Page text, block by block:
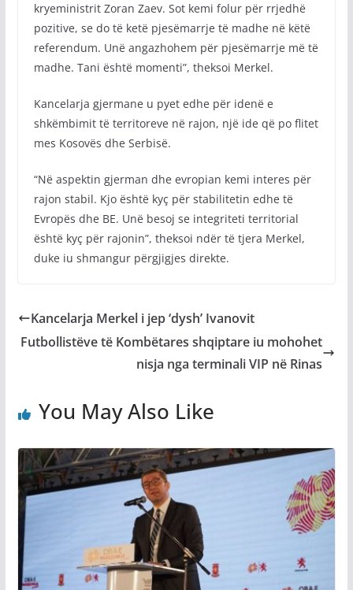
kryeministrit Zoran Zaev. Sot kemi folur për rrjedhë
pozitive, se do të ketë pjesëmarrje të madhe në këtë
referendum. Unë angazhohem për pjesëmarrje më të
madhe. Tani është momenti”, theksoi Merkel.
Kancelarja gjermane u pyet edhe për idenë e
shkëmbimit të territoreve në rajon, një ide që po flitet
mes Kosovës dhe Serbisë.
“Në aspektin gjerman dhe evropian kemi interes për
rajon stabil. Kjo është kyç për stabilitetin edhe të
Evropës dhe BE. Unë besoj se integriteti territorial
është kyç për rajonin”, theksoi ndër të tjera Merkel,
duke iu shmangur përgjigjes direkte.
Kancelarja Merkel i jep ‘dysh’ Ivanovit
Futbollistëve të Kombëtares shqiptare iu mohohet
nisja nga terminali VIP në Rinas
You May Also Like